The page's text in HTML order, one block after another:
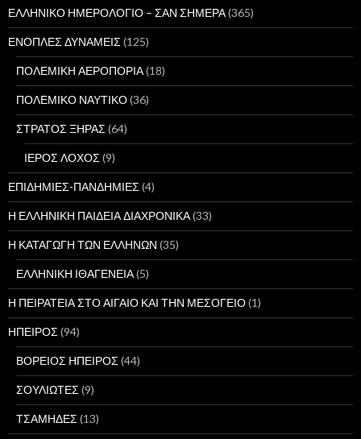
ΕΛΛΗΝΙΚΟ ΗΜΕΡΟΛΟΓΙΟ – ΣΑΝ ΣΗΜΕΡΑ(365)
ΕΝΟΠΛΕΣ ΔΥΝΑΜΕΙΣ (125)
ΠΟΛΕΜΙΚΗ ΑΕΡΟΠΟΡΙΑ(18)
ΠΟΛΕΜΙΚΟ ΝΑΥΤΙΚΟ(36)
ΣΤΡΑΤΟΣ ΞΗΡΑΣ (64)
ΙΕΡΟΣ ΛΟΧΟΣ (9)
ΕΠΙΔΗΜΙΕΣ-ΠΑΝΔΗΜΙΕΣ (4)
Η ΕΛΛΗΝΙΚΗ ΠΑΙΔΕΙΑ ΔΙΑΧΡΟΝΙΚΑ(33)
Η ΚΑΤΑΓΩΓΗ ΤΩΝ ΕΛΛΗΝΩΝ (35)
ΕΛΛΗΝΙΚΗ ΙΘΑΓΕΝΕΙΑ(5)
Η ΠΕΙΡΑΤΕΙΑ ΣΤΟ ΑΙΓΑΙΟ ΚΑΙ ΤΗΝ ΜΕΣΟΓΕΙΟ(1)
ΗΠΕΙΡΟΣ (94)
ΒΟΡΕΙΟΣ ΗΠΕΙΡΟΣ (44)
ΣΟΥΛΙΩΤΕΣ (9)
ΤΣΑΜΗΔΕΣ (13)